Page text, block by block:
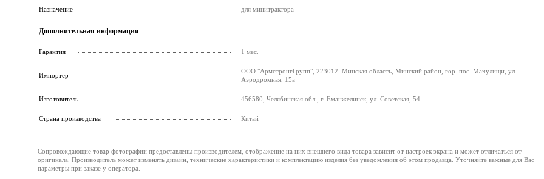
Назначение для минитрактора
Дополнительная информация
Гарантия 1 мес.
Импортер
ООО "АрмстронгГрупп", 223012. Минская область, Минский район, гор. пос. Мачулищи, ул.
Аэродромная, 15а
Изготовитель 456580, Челябинская обл., г. Еманжелинск, ул. Советская, 54
Страна производства Китай
Сопровождающие товар фотографии предоставлены производителем, отображение на них внешнего вида товара зависит от настроек экрана и может отличаться от
оригинала. Производитель может изменять дизайн, технические характеристики и комплектацию изделия без уведомления об этом продавца. Уточняйте важные для Вас
параметры при заказе у оператора.